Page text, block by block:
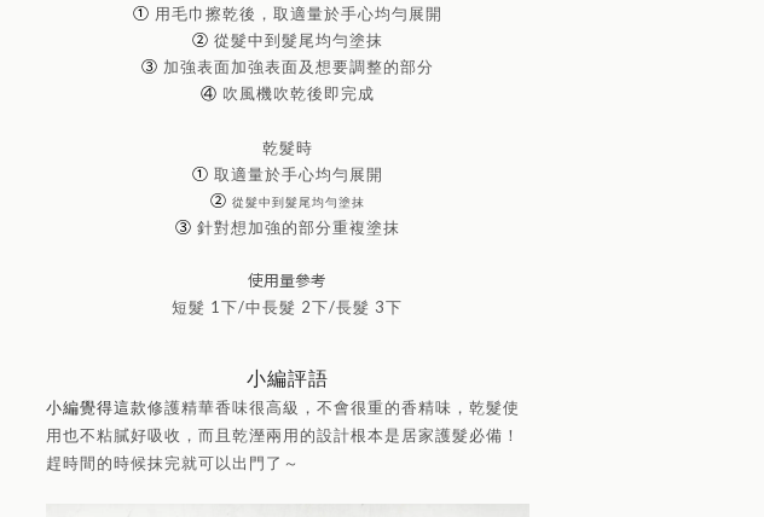
① 用毛巾擦乾後，取適量於手心均勻展開
② 從髮中到髮尾均勻塗抹
③ 加強表面加強表面及想要調整的部分
④ 吹風機吹乾後即完成
乾髮時
① 取適量於手心均勻展開
② 從髮中到髮尾均勻塗抹
③ 針對想加強的部分重複塗抹
使用量參考
短髮 1下/中長髮 2下/長髮 3下
小編評語
小編覺得這款修護精華香味很高級，不會很重的香精味，乾髮使
用也不粘膩好吸收，而且乾溼兩用的設計根本是居家護髮必備！
趕時間的時候抹完就可以出門了～